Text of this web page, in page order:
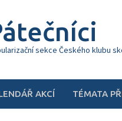
sekce Českého klubu
AKCÍ TÉMATA